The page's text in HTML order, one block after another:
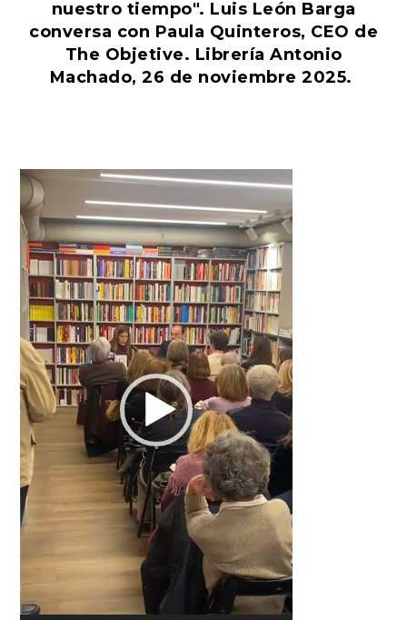
nuestro tiempo". Luis León Barga
conversa con Paula Quinteros, CEO de
The Objetive. Librería Antonio
Machado, 26 de noviembre 2025.
Reproductor
de
vídeo